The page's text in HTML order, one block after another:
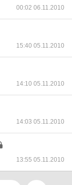
00:02 06.11.2010
15:40 05.11.2010
14:10 05.11.2010
14:03 05.11.2010
13:55 05.11.2010